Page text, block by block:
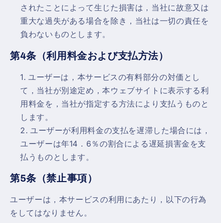
されたことによって生じた損害は，当社に故意又は
重大な過失がある場合を除き，当社は一切の責任を
負わないものとします。
第4条（利用料金および支払方法）
ユーザーは，本サービスの有料部分の対価とし
て，当社が別途定め，本ウェブサイトに表示する利
用料金を，当社が指定する方法により支払うものと
します。
ユーザーが利用料金の支払を遅滞した場合には，
ユーザーは年14．6％の割合による遅延損害金を支
払うものとします。
第5条（禁止事項）
ユーザーは，本サービスの利用にあたり，以下の行為
をしてはなりません。